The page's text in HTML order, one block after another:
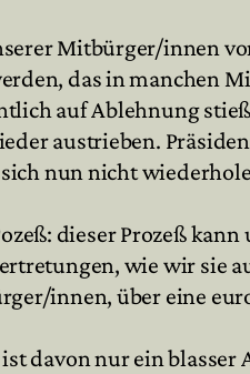
Mitbürger/innen
das in
auf Ablehnung
austrieben.
nun nicht
dieser Prozeß
wie wir sie
innen, über eine
davon nur ein